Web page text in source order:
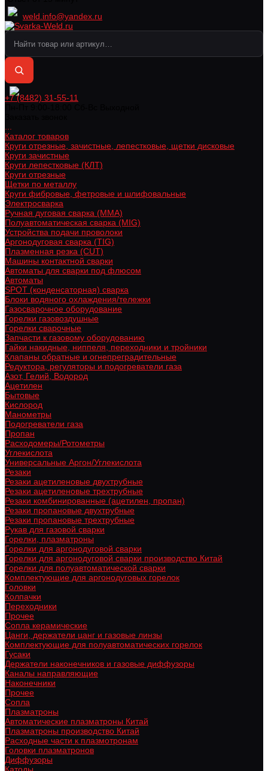
weld.info@yandex.ru
+7 (8482) 31-55-11
Каталог товаров
Круги отрезные, зачистные, лепестковые, щетки дисковые
Круги зачистные
Круги лепестковые (КЛТ)
Круги отрезные
Щетки по металлу
Круги фибровые, фетровые и шлифовальные
Электросварка
Ручная дуговая сварка (MMA)
Полуавтоматическая сварка (MIG)
Устройства подачи проволоки
Аргонодуговая сварка (TIG)
Плазменная резка (CUT)
Машины контактной сварки
Автоматы для сварки под флюсом
Автоматы
SPOT (конденсаторная) сварка
Блоки водяного охлаждения/тележки
Газосварочное оборудование
Горелки газовоздушные
Горелки сварочные
Запчасти к газовому оборудованию
Гайки накидные, ниппеля, переходники и тройники
Клапаны обратные и огнепреградительные
Редуктора, регуляторы и подогреватели газа
Азот, Гелий, Водород
Ацетилен
Бытовые
Кислород
Манометры
Подогреватели газа
Пропан
Расходомеры/Ротометры
Углекислота
Универсальные Аргон/Углекислота
Резаки
Резаки ацетиленовые двухтрубные
Резаки ацетиленовые трехтрубные
Резаки комбинированные (ацетилен, пропан)
Резаки пропановые двухтрубные
Резаки пропановые трехтрубные
Рукав для газовой сварки
Горелки, плазматроны
Горелки для аргонодуговой сварки
Горелки для аргонодуговой сварки производство Китай
Горелки для полуавтоматической сварки
Комплектующие для аргонодуговых горелок
Головки
Колпачки
Переходники
Прочее
Сопла керамические
Цанги, держатели цанг и газовые линзы
Комплектующие для полуавтоматических горелок
Гусаки
Держатели наконечников и газовые диффузоры
Каналы направляющие
Наконечники
Прочее
Сопла
Плазматроны
Автоматические плазматроны Китай
Плазматроны производство Китай
Расходные части к плазмотронам
Головки плазматронов
Диффузоры